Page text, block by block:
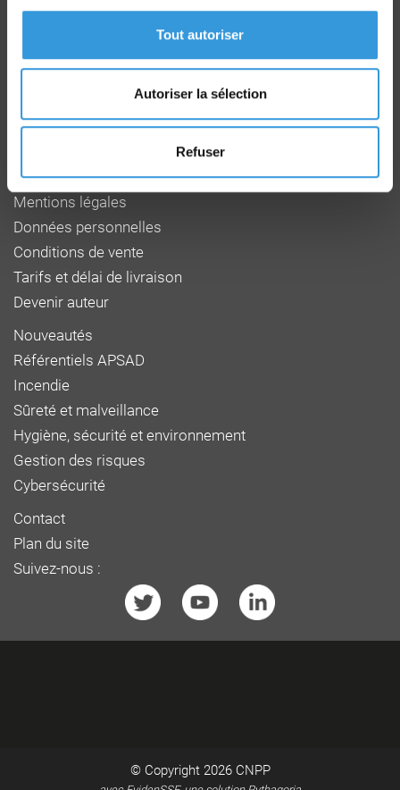
Tout autoriser
Autoriser la sélection
Refuser
Route de la Chapelle Réanville
Tél : 02 32 53 64 34
www.faceaurisque.com
Qui sommes-nous
Mentions légales
Données personnelles
Conditions de vente
Tarifs et délai de livraison
Devenir auteur
Nouveautés
Référentiels APSAD
Incendie
Sûreté et malveillance
Hygiène, sécurité et environnement
Gestion des risques
Cybersécurité
Contact
Plan du site
Suivez-nous :
© Copyright 2026 CNPP